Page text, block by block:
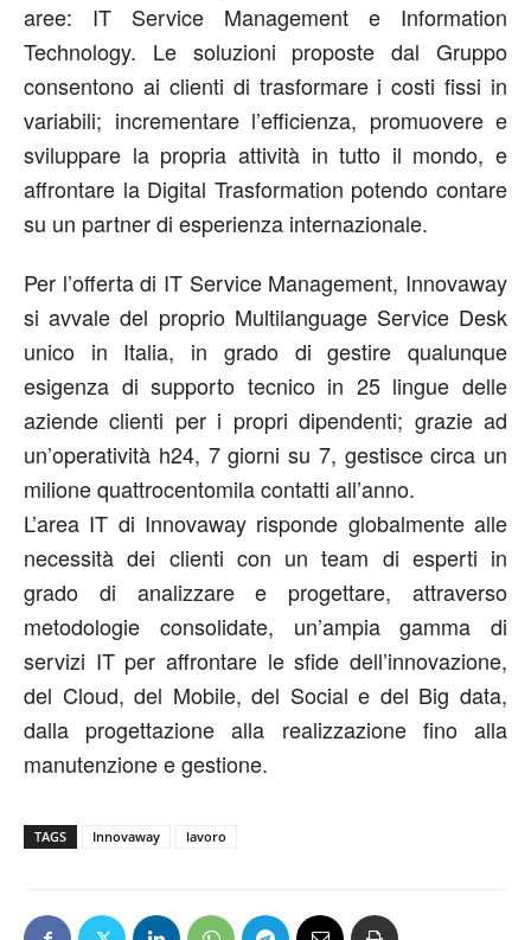
aree: IT Service Management e Information
Technology. Le soluzioni proposte dal Gruppo
consentono ai clienti di trasformare i costi fissi in
variabili; incrementare l’efficienza, promuovere e
sviluppare la propria attività in tutto il mondo, e
affrontare la Digital Trasformation potendo contare
su un partner di esperienza internazionale.
Per l’offerta di IT Service Management, Innovaway
si avvale del proprio Multilanguage Service Desk
unico in Italia, in grado di gestire qualunque
esigenza di supporto tecnico in 25 lingue delle
aziende clienti per i propri dipendenti; grazie ad
un’operatività h24, 7 giorni su 7, gestisce circa un
milione quattrocentomila contatti all’anno.
L’area IT di Innovaway risponde globalmente alle
necessità dei clienti con un team di esperti in
grado di analizzare e progettare, attraverso
metodologie consolidate, un’ampia gamma di
servizi IT per affrontare le sfide dell’innovazione,
del Cloud, del Mobile, del Social e del Big data,
dalla progettazione alla realizzazione fino alla
manutenzione e gestione.
TAGS Innovaway lavoro